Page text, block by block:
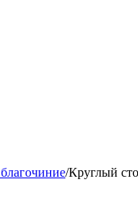
/Круглый